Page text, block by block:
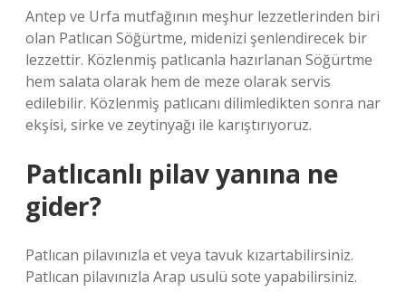
Antep ve Urfa mutfağının meşhur lezzetlerinden biri
olan Patlıcan Söğürtme, midenizi şenlendirecek bir
lezzettir. Közlenmiş patlıcanla hazırlanan Söğürtme
hem salata olarak hem de meze olarak servis
edilebilir. Közlenmiş patlıcanı dilimledikten sonra nar
ekşisi, sirke ve zeytinyağı ile karıştırıyoruz.
Patlıcanlı pilav yanına ne
gider?
Patlıcan pilavınızla et veya tavuk kızartabilirsiniz.
Patlıcan pilavınızla Arap usulü sote yapabilirsiniz.